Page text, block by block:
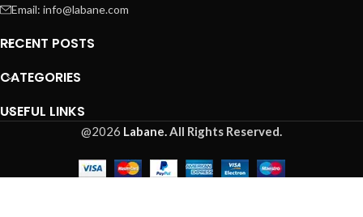
Email: info@labane.com
RECENT POSTS
CATEGORIES
USEFUL LINKS
@2026 Labane.All Rights Reserved.